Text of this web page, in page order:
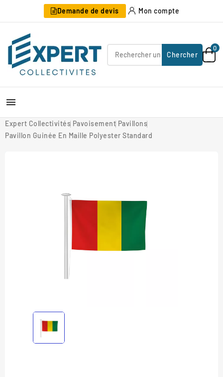
Demande de devis Mon compte
Chercher
0

Expert Collectivités Pavoisement Pavillons
Pavillon Guinée En Maille Polyester Standard